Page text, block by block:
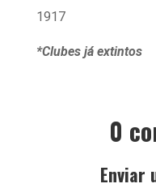
1917
*Clubes já extintos
0
Enviar